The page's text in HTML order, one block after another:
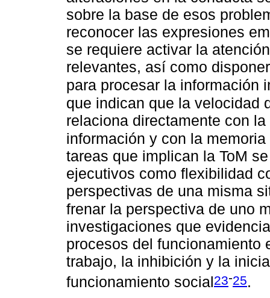
sobre la base de esos
reconocer las expresiones
se requiere activar la
relevantes, así como
para procesar la información
que indican que la velocidad
relaciona directamente con
información y con la
tareas que implican la ToM
ejecutivos como flexibilidad
perspectivas de una misma
frenar la perspectiva de uno
investigaciones que
procesos del funcionamiento
trabajo, la inhibición y la
funcionamiento social23-25.